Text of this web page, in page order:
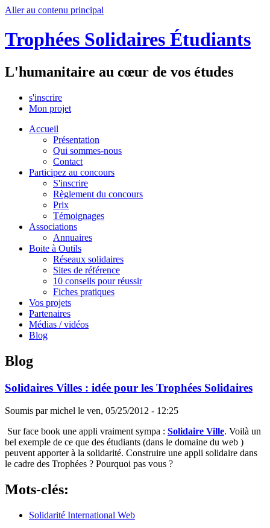
Aller au contenu principal
Trophées Solidaires Étudiants
L'humanitaire au cœur de vos études
s'inscrire
Mon projet
Accueil
Présentation
Qui sommes-nous
Contact
Participez au concours
S'inscrire
Règlement du concours
Prix
Témoignages
Associations
Annuaires
Boite à Outils
Réseaux solidaires
Sites de référence
10 conseils pour réussir
Fiches pratiques
Vos projets
Partenaires
Médias / vidéos
Blog
Blog
Solidaires Villes : idée pour les Trophées Solidaires
Soumis parmichel le ven, 05/25/2012 - 12:25
Sur face book une appli vraiment sympa : Solidaire Ville. Voilà un
bel exemple de ce que des étudiants (dans le domaine du web )
peuvent apporter à la solidarité. Construire une appli solidaire dans
le cadre des Trophées ? Pourquoi pas vous ?
Mots-clés:
Solidarité International Web